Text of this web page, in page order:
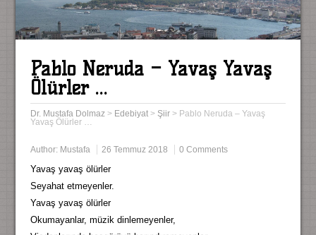
Pablo Neruda – Yavaş Yavaş
Ölürler …
Dr. Mustafa Dolmaz> Edebiyat> Şiir> Pablo Neruda – Yavaş
Yavaş Ölürler …
Author: Mustafa 26 Temmuz 2018 0 Comments
Yavaş yavaş ölürler
Seyahat etmeyenler.
Yavaş yavaş ölürler
Okumayanlar, müzik dinlemeyenler,